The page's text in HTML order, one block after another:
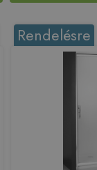
Rendelésre